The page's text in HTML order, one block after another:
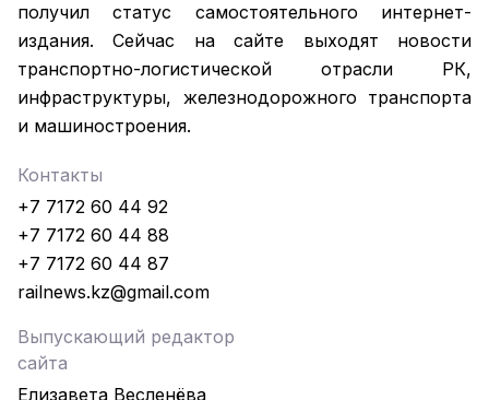
получил статус самостоятельного интернет-
издания. Сейчас на сайте выходят новости
транспортно-логистической отрасли РК,
инфраструктуры, железнодорожного транспорта
и машиностроения.
Контакты
+7 7172 60 44 92
+7 7172 60 44 88
+7 7172 60 44 87
railnews.kz@gmail.com
Выпускающий редактор
сайта
Елизавета Весленёва